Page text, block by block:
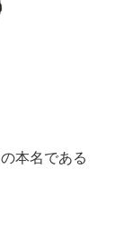
の本名である